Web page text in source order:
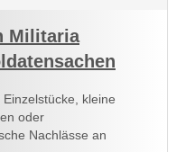
Militaria
kleine
oder
Nachlässe an